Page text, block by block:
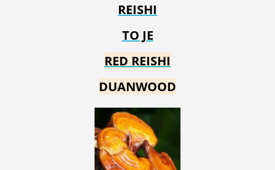
REISHI
TO JE
RED REISHI
DUANWOOD